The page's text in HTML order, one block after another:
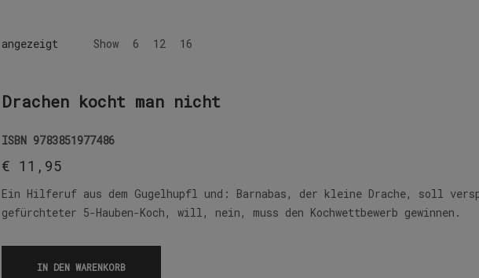
Show 6 12 16
Drachen kocht man nicht
ISBN 9783851977486
€ 11,95
Ein Hilferuf aus dem Gugelhupfl und: Barnabas, der kleine Drache, soll
gefürchteter 5-Hauben-Koch, will, nein, muss den Kochwettbewerb gewinnen.
IN DEN WARENKORB